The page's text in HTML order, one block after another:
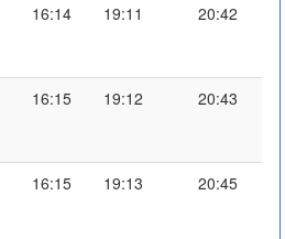
16:14 19:11 20:42
16:15 19:12 20:43
16:15 19:13 20:45